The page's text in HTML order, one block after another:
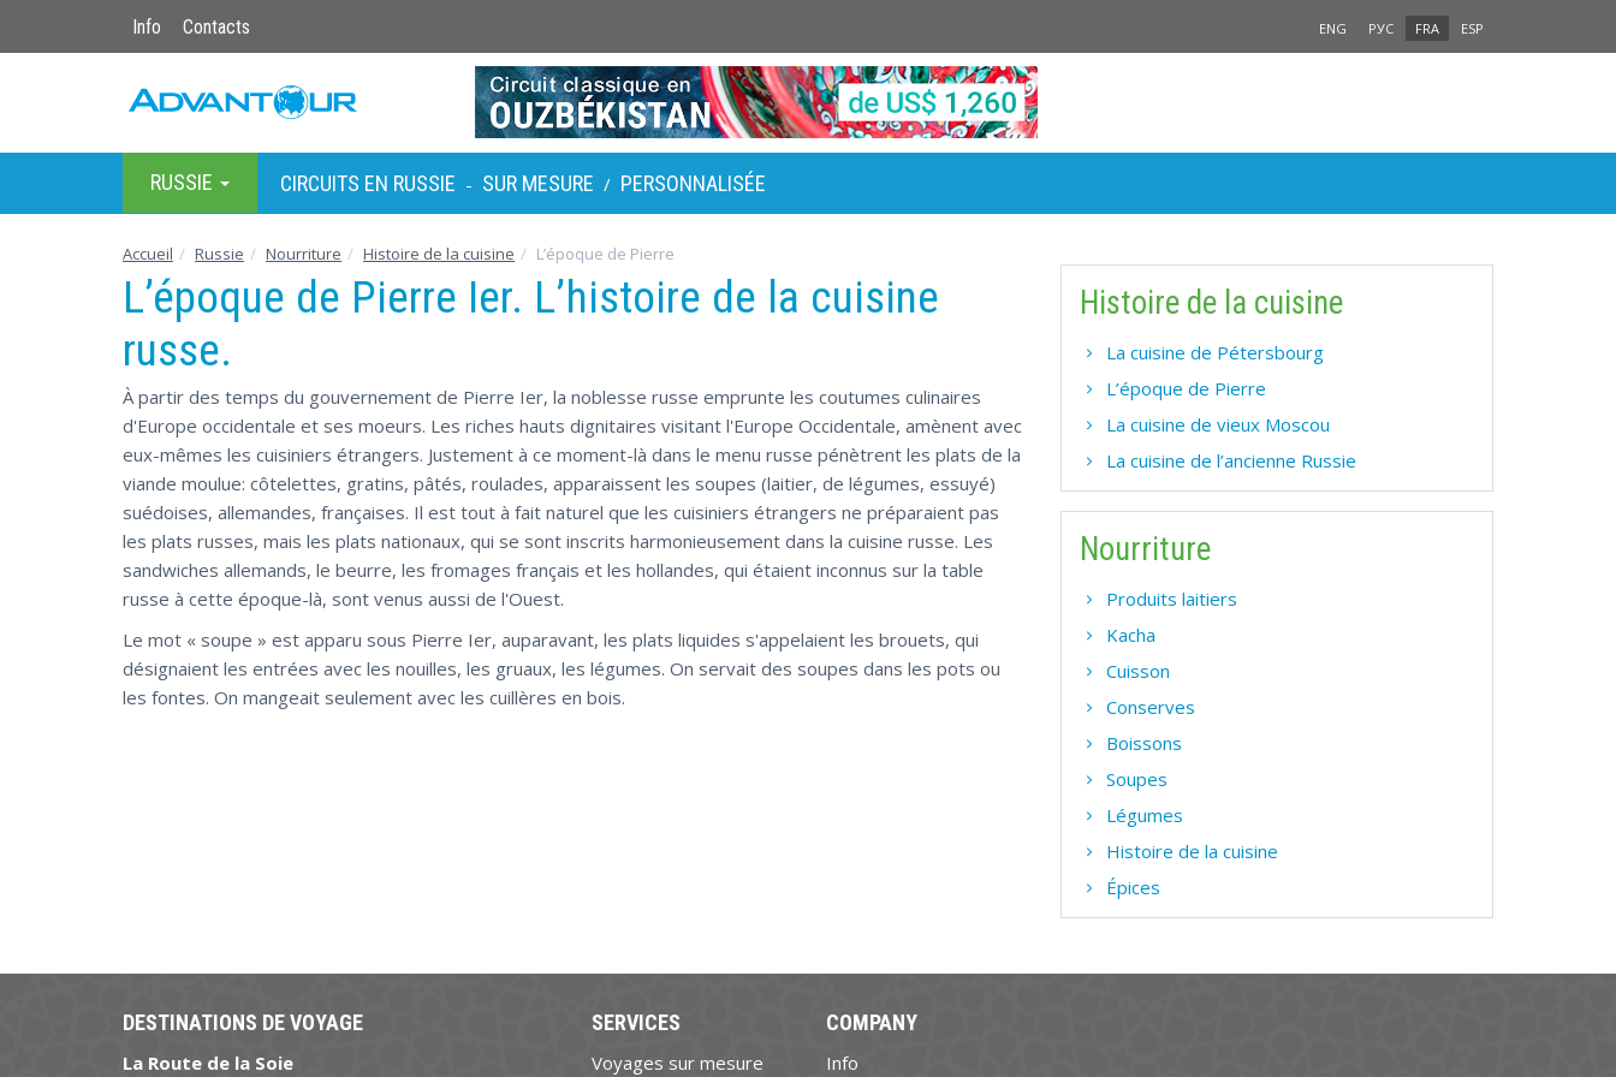
Info Contacts ENG РУС FRA ESP
RUSSIE CIRCUITS EN RUSSIE - SUR MESURE / PERSONNALISÉE
Accueil Russie Nourriture Histoire de la cuisine L’époque de Pierre
L’époque de Pierre Ier. L’histoire de la cuisine
russe.
À partir des temps du gouvernement de Pierre Ier, la noblesse russe emprunte les coutumes culinaires
d'Europe occidentale et ses moeurs. Les riches hauts dignitaires visitant l'Europe Occidentale, amènent avec
eux-mêmes les cuisiniers étrangers. Justement à ce moment-là dans le menu russe pénètrent les plats de la
viande moulue: côtelettes, gratins, pâtés, roulades, apparaissent les soupes (laitier, de légumes, essuyé)
suédoises, allemandes, françaises. Il est tout à fait naturel que les cuisiniers étrangers ne préparaient pas
les plats russes, mais les plats nationaux, qui se sont inscrits harmonieusement dans la cuisine russe. Les
sandwiches allemands, le beurre, les fromages français et les hollandes, qui étaient inconnus sur la table
russe à cette époque-là, sont venus aussi de l'Ouest.
Le mot « soupe » est apparu sous Pierre Ier, auparavant, les plats liquides s'appelaient les brouets, qui
désignaient les entrées avec les nouilles, les gruaux, les légumes. On servait des soupes dans les pots ou
les fontes. On mangeait seulement avec les cuillères en bois.
Histoire de la cuisine
La cuisine de Pétersbourg
L’époque de Pierre
La cuisine de vieux Moscou
La cuisine de l’ancienne Russie
Nourriture
Produits laitiers
Kacha
Cuisson
Conserves
Boissons
Soupes
Légumes
Histoire de la cuisine
Épices
DESTINATIONS DE VOYAGE
La Route de la Soie
SERVICES
Voyages sur mesure
COMPANY
Info